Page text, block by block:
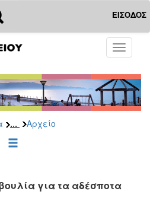
ΕΙΣΟΔΟΣ
Toggle
... Αρχείο
για τα αδέσποτα